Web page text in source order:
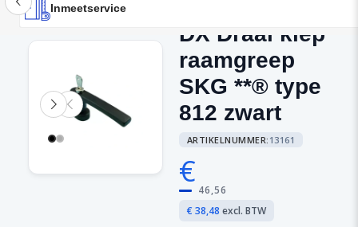
Inmeetservice
Montageservice
Advies op maat
Showroom
Inmeetservice
DX Draai kiep
raamgreep
SKG **® type
812 zwart
ARTIKELNUMMER: 13161
€ 46,56
€ 38,48 excl. BTW